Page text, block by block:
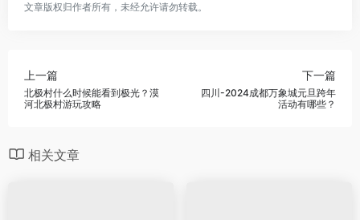
文章版权归作者所有，未经允许请勿转载。
上一篇
北极村什么时候能看到极光？漠
河北极村游玩攻略
下一篇
四川-2024成都万象城元旦跨年
活动有哪些？
相关文章